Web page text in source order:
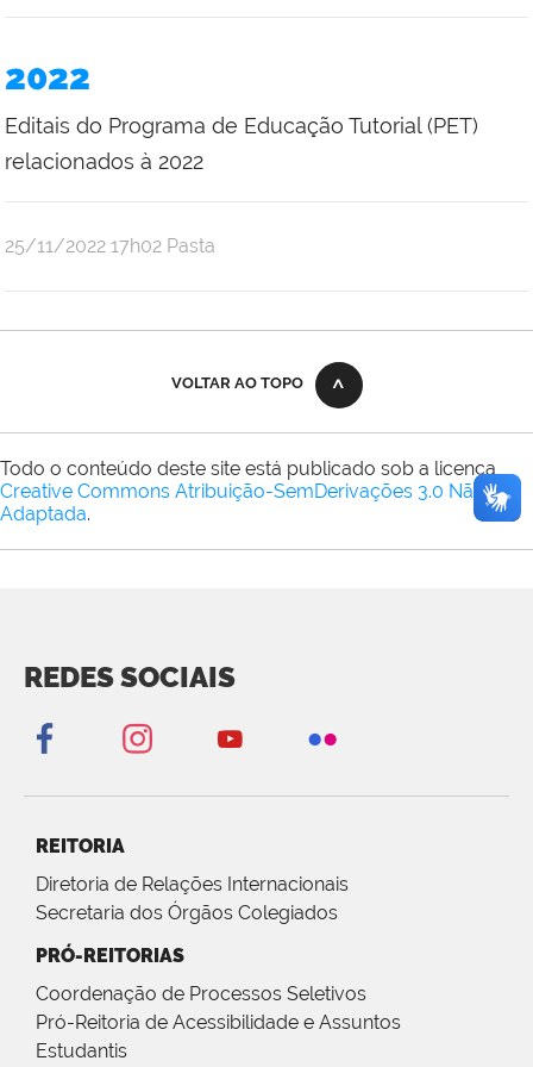
2022
Editais do Programa de Educação Tutorial (PET)
relacionados à 2022
publicado
25/11/2022 17h02 Pasta
VOLTAR AO TOPO
Todo o conteúdo deste site está publicado sob a licença
Creative Commons Atribuição-SemDerivações 3.0 Não
Adaptada.
REDES SOCIAIS
REITORIA
Diretoria de Relações Internacionais
Secretaria dos Órgãos Colegiados
PRÓ-REITORIAS
Coordenação de Processos Seletivos
Pró-Reitoria de Acessibilidade e Assuntos
Estudantis